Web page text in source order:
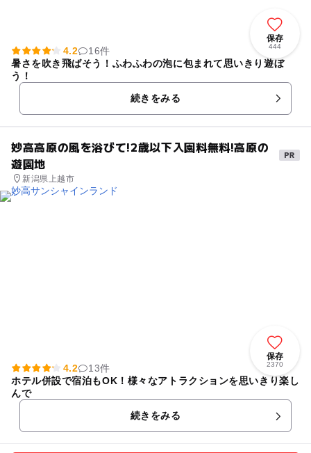
保存
444
4.2
16件
暑さを吹き飛ばそう！ふわふわの泡に包まれて思いきり遊ぼ
う！
続きをみる
妙高高原の風を浴びて!2歳以下入園料無料!高原の
遊園地
新潟県上越市
保存
2370
4.2
13件
ホテル併設で宿泊もOK！様々なアトラクションを思いきり楽し
んで
続きをみる